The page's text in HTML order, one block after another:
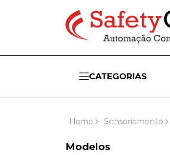
CATEGORIAS
Home Sensoriamento
Modelos